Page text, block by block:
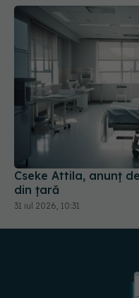
Cseke Attila, anunț
din țară
31 iul 2026, 10:31